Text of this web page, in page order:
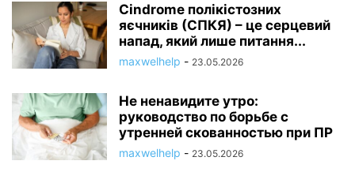
Сindrome полікістозних
яєчників (СПКЯ) – це серцевий
напад, який лише питання...
maxwelhelp - 23.05.2026
Не ненавидите утро:
руководство по борьбе с
утренней скованностью при ПР
maxwelhelp - 23.05.2026